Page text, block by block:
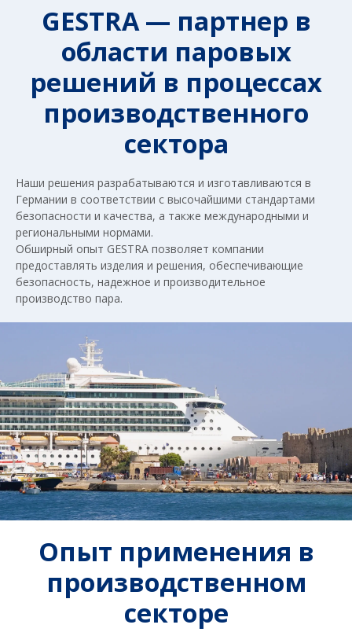
GESTRA — партнер в
области паровых
решений в процессах
производственного
сектора
Наши решения разрабатываются и изготавливаются в
Германии в соответствии с высочайшими стандартами
безопасности и качества, а также международными и
региональными нормами.
Обширный опыт GESTRA позволяет компании
предоставлять изделия и решения, обеспечивающие
безопасность, надежное и производительное
производство пара.
Опыт применения в
производственном
секторе